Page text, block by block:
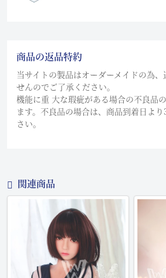
商品の返品特約
当サイトの製品はオーダーメイドの為
せんのでご了承ください。
機能に重 大な瑕疵がある場合の不良品
ます。不良品の場合は、商品到着日よ
さい。
関連商品